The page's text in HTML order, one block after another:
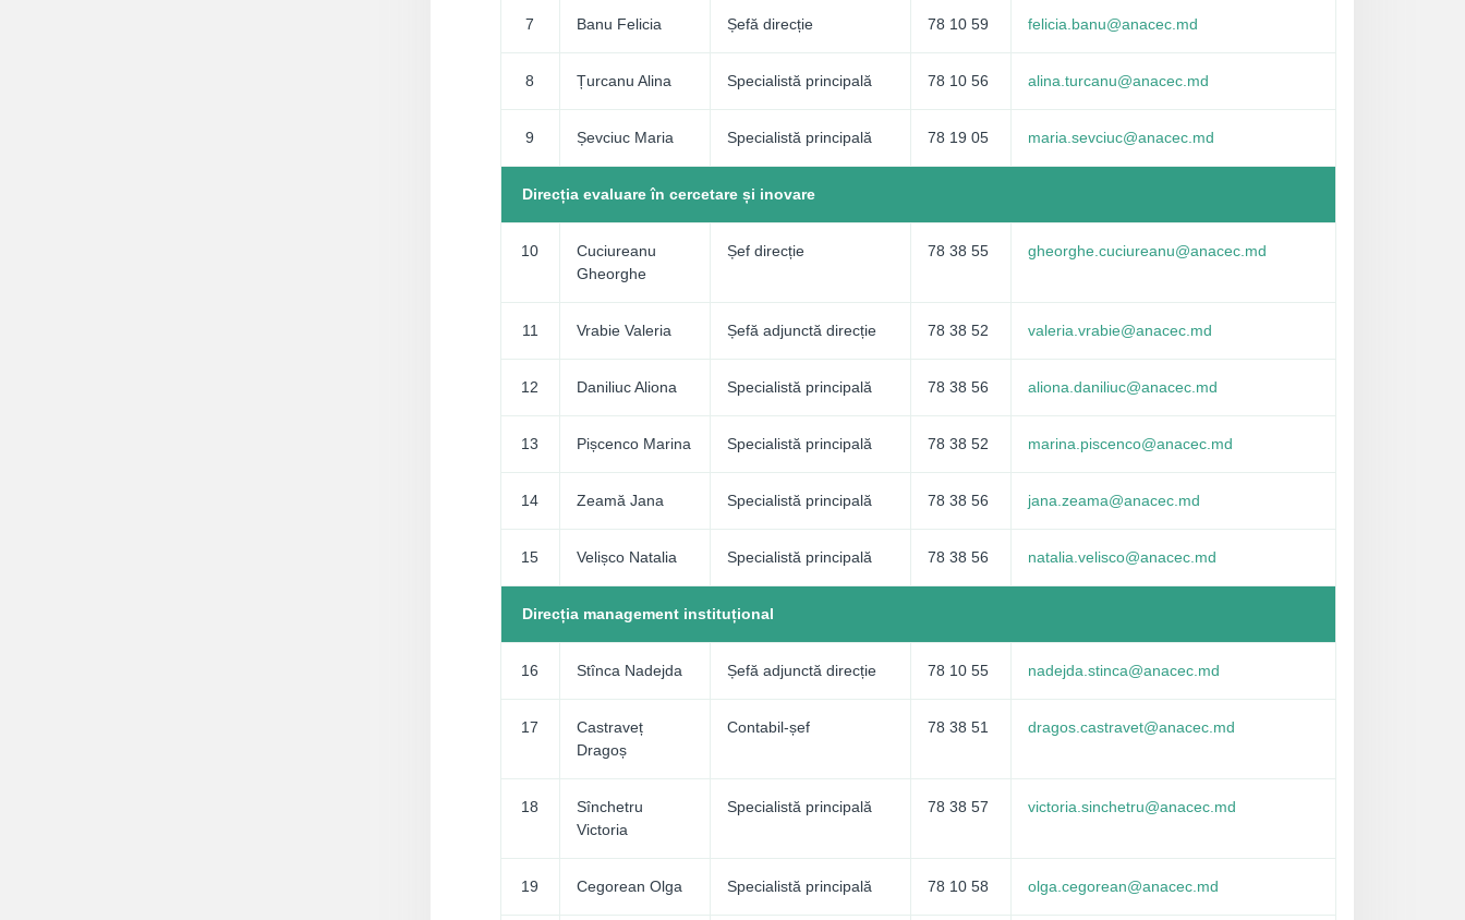
7 Banu Felicia Șefă direcție 78 10 59 felicia.banu@anacec.md
8 Țurcanu Alina Specialistă principală 78 10 56 alina.turcanu@anacec.md
9 Șevciuc Maria Specialistă principală 78 19 05 maria.sevciuc@anacec.md
Direcția evaluare în cercetare și inovare
10
Cuciureanu
Gheorghe
Șef direcție 78 38 55 gheorghe.cuciureanu@anacec.md
11 Vrabie Valeria Șefă adjunctă direcție 78 38 52 valeria.vrabie@anacec.md
12 Daniliuc Aliona Specialistă principală 78 38 56 aliona.daniliuc@anacec.md
13 Pișcenco Marina Specialistă principală 78 38 52 marina.piscenco@anacec.md
14 Zeamă Jana Specialistă principală 78 38 56 jana.zeama@anacec.md
15 Velișco Natalia Specialistă principală 78 38 56 natalia.velisco@anacec.md
Direcția management instituțional
16 Stînca Nadejda Șefă adjunctă direcție 78 10 55 nadejda.stinca@anacec.md
17
Castraveț
Dragoș
Contabil-șef 78 38 51 dragos.castravet@anacec.md
18
Sînchetru
Victoria
Specialistă principală 78 38 57 victoria.sinchetru@anacec.md
19 Cegorean Olga Specialistă principală 78 10 58 olga.cegorean@anacec.md